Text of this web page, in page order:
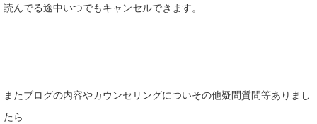
読んでる途中いつでもキャンセルできます。
またブログの内容やカウンセリングについその他疑問質問等ありまし
たら